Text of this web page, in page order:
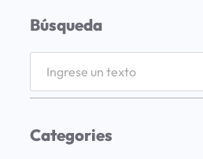
Búsqueda
r
Categories